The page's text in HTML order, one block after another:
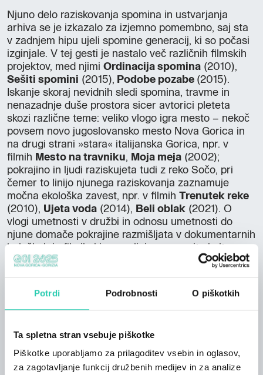
Potrdi Podrobnosti O piškotkih
Ta spletna stran vsebuje piškotke
Piškotke uporabljamo za prilagoditev vsebin in oglasov,
za zagotavljanje funkcij družbenih medijev in za analize
Njuno delo raziskovanja spomina in ustvarjanja
arhiva se je izkazalo za izjemno pomembno, saj sta
v zadnjem hipu ujeli spomine generacij, ki so počasi
izginjale. V tej gesti je nastalo več različnih filmskih
projektov, med njimi Ordinacija spomina (2010),
Sešiti spomini (2015), Podobe pozabe (2015).
Iskanje skoraj nevidnih sledi spomina, travme in
nenazadnje duše prostora sicer avtorici pleteta
skozi različne teme: veliko vlogo igra mesto – nekoč
povsem novo jugoslovansko mesto Nova Gorica in
na drugi strani »stara« italijanska Gorica, npr. v
filmih Mesto na travniku, Moja meja (2002);
pokrajino in ljudi raziskujeta tudi z reko Sočo, pri
čemer to linijo njunega raziskovanja zaznamuje
močna ekološka zavest, npr. v filmih Trenutek reke
(2010), Ujeta voda (2014), Beli oblak (2021). O
vlogi umetnosti v družbi in odnosu umetnosti do
njune domače pokrajine razmišljata v dokumentarnih
beležkah in filmih, ki spremljajo znamenito kulturno
središče Topolovo, npr. v filmu
Običaj in prevara
(2025), ki raziskuje
spomine na 2. svetovno vojno.
večinoma za srednjemetražne dokumentarne filme,
smo za pregled njunega ustvarjalnega opusa
oblikovali nekakšne filmske dvojice. Program smo